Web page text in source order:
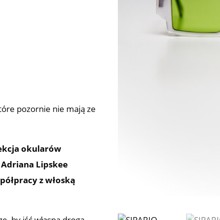
pozornie nie mają ze
okularów
Lipskee
z włoską